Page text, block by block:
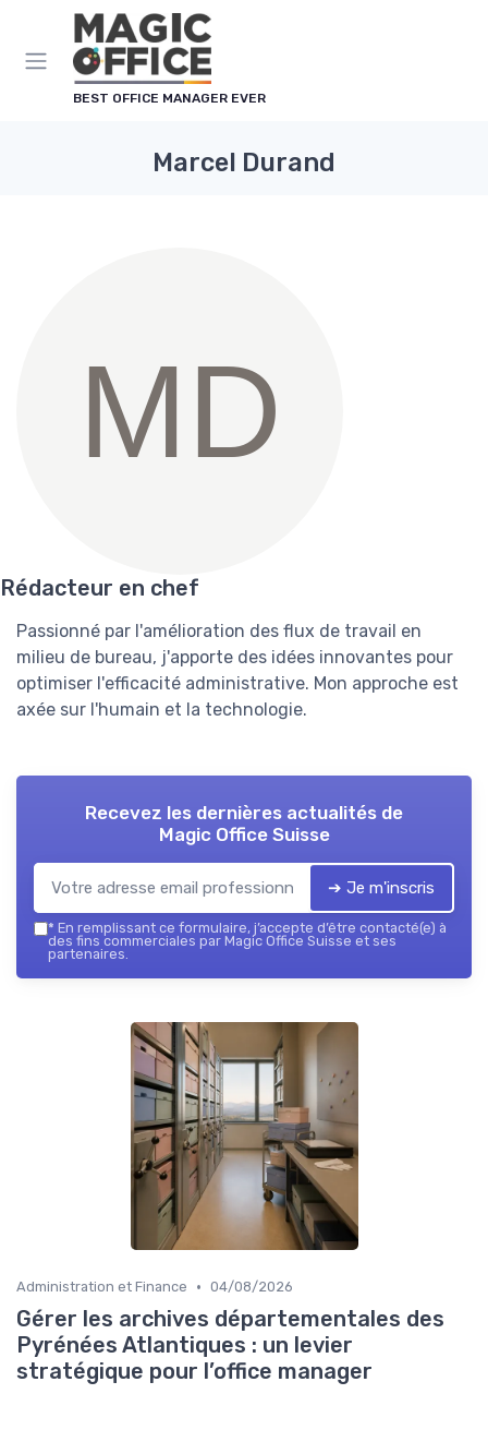
BEST OFFICE MANAGER EVER
Marcel Durand
Rédacteur en chef
Passionné par l'amélioration des flux de travail en
milieu de bureau, j'apporte des idées innovantes pour
optimiser l'efficacité administrative. Mon approche est
axée sur l'humain et la technologie.
Recevez les dernières actualités de
Magic Office Suisse
➔ Je m'inscris
* En remplissant ce formulaire, j’accepte d’être contacté(e) à
des fins commerciales par Magic Office Suisse et ses
partenaires.
Administration et Finance • 04/08/2026
Gérer les archives départementales des
Pyrénées Atlantiques : un levier
stratégique pour l’office manager
Panneau de gestion des cookies